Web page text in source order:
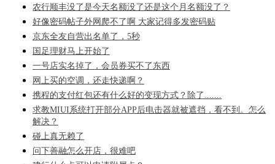
农行顺丰没了是今天名额没了还是这个月名额没了？
好像密码帖子外网爬不了啊 大家记得多发密码贴
京东全友自营出名单了，5秒
国足理财马上开始了
一号店实名掉了，会员券买不了东西
网上买的空调，还走快递啊？
携程的支付红包还有什么好的变现方式？除了.......
求教MIUI系统打开部分APP后电击器就被遮挡，看不到。怎么
解决？
碰上真无赖了
问下善融怎么开店，很难吧